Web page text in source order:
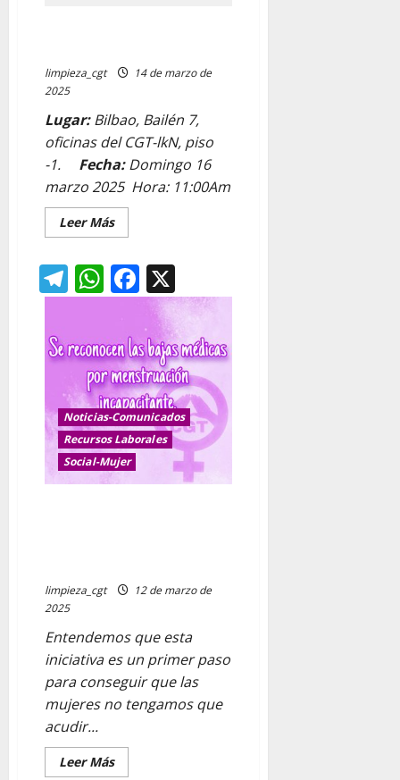
limpieza_cgt
14 de marzo de
2025
Lugar:Bilbao, Bailén 7,
oficinas del CGT-lkN, piso
-1.
Fecha:Domingo 16
marzo 2025 Hora: 11:00Am
Leer MásLeer
más
Invitacion
formacion
trabajadoras
Telegram
WhatsApp
Facebook
Noticias-Comunicados
Recursos Laborales
Social-Mujer
limpieza_cgt
12 de marzo de
2025
Entendemos que esta
iniciativa es un primer paso
para conseguir que las
mujeres no tengamos que
acudir...
Leer MásLeer
más